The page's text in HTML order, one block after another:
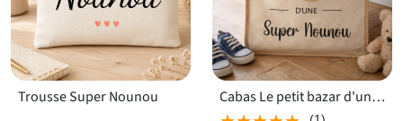
Trousse Super Nounou Cabas Le petit bazar d'une Super Nounou